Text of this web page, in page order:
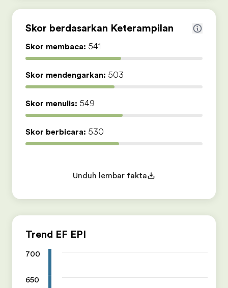
Skor berdasarkan Keterampilan
Skor membaca: 541
Skor mendengarkan: 503
Skor menulis: 549
Skor berbicara: 530
Unduh lembar fakta
Trend EF EPI
700
650